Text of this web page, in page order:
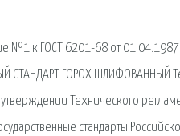
к ГОСТ 6201-68 от 01.04.1987
СТАНДАРТ ГОРОХ ШЛИФОВАННЫЙ
Технического
стандарты